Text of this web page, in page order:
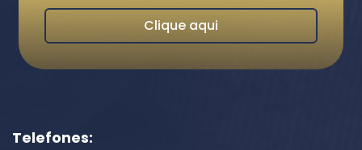
Clique aqui
Telefones: